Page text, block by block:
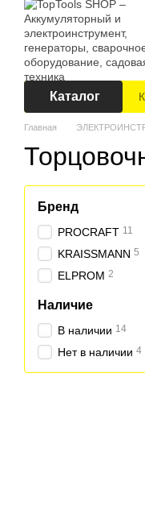
Перейти к основному
Каталог
Главная
Бренд
PROCRAFT 11
KRAISSMANN 5
ELPROM 2
Наличие
В наличии 14
Нет в наличии 4